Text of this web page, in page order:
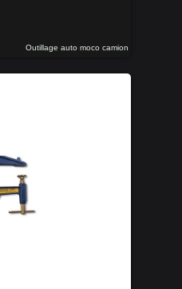
Outillage auto moco camion